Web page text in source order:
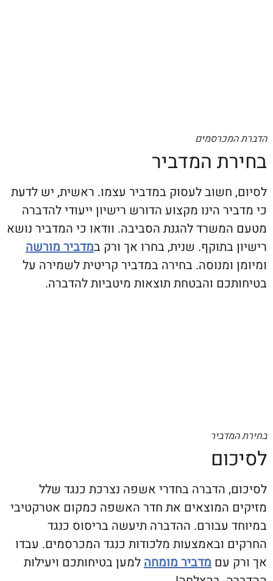
המדביר
חשוב לעסוק במדביר עצמו. ראשית, יש לדעת
הינו מקצוע הדורש רישיון ייעודי להדברה
להגנת הסביבה. וודאו כי המדביר נושא
בתוקף. שנית, בחרו אך ורק במדביר מורשה
ומנוסה. בחירה במדביר קריטית לשמירה על
והבטחת תוצאות מיטביות להדברה.
הדברה בחדרי אשפה נצרכת כנגד שלל
המוצאים את חדר האשפה כמקום אטרקטיבי
עבורם. ההדברה תיעשה בריסוס כנגד
ובאמצעות מלכודות כנגד המכרסמים. עבדו
עם מדביר מומחהלמען בטיחותכם ויעילות